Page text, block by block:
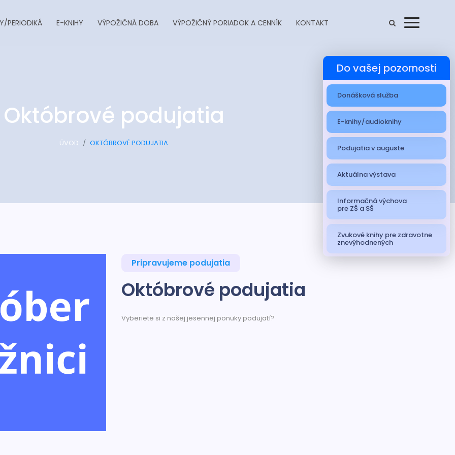
PERIODIKÁ E-KNIHY VÝPOŽIČNÁ DOBA VÝPOŽIČNÝ PORIADOK A CENNÍK KONTAKT
Októbrové podujatia
ÚVOD OKTÓBROVÉ PODUJATIA
Pripravujeme podujatia
Októbrové podujatia
Vyberiete si z našej jesennej ponuky podujatí?
Do vašej pozornosti
Donášková služba
E-knihy/audioknihy
Podujatia v auguste
Aktuálna výstava
Informačná výchova
pre ZŠ a SŠ
Zvukové knihy pre zdravotne
znevýhodnených